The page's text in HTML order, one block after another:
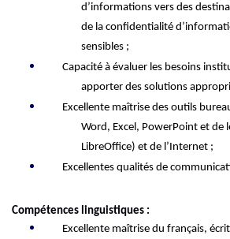
d’informations vers des
de la confidentialité
sensibles ;
Capacité à évaluer les besoins
apporter des solutions
Excellente maîtrise des outils
Word, Excel, PowerPoint et de
LibreOffice) et de l’Internet ;
Excellentes qualités de
Compétences linguistiques :
Excellente maîtrise du français,